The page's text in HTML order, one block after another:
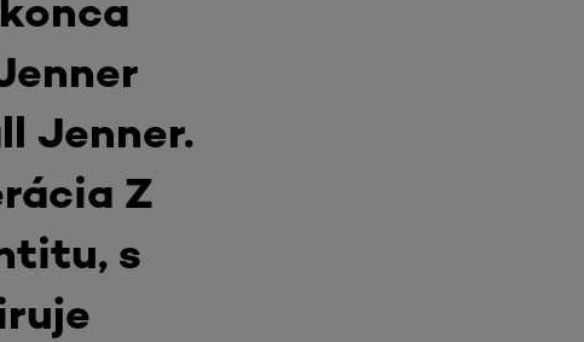
Jenner.
Z
s